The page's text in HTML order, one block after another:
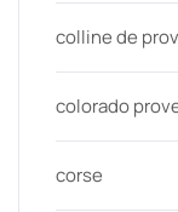
colline de
colorado
corse